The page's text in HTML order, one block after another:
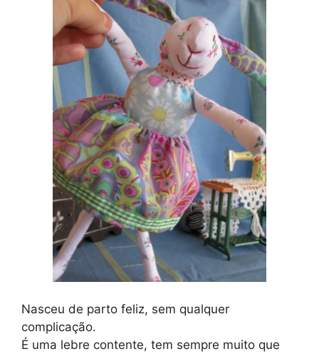
Nasceu de parto feliz, sem qualquer
complicação.
É uma lebre contente, tem sempre muito que